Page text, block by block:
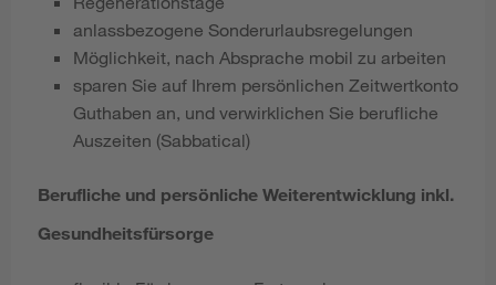
anlassbezogene Sonderurlaubsregelungen
Möglichkeit, nach Absprache mobil zu arbeiten
sparen Sie auf Ihrem persönlichen Zeitwertkonto
Guthaben an, und verwirklichen Sie berufliche
Auszeiten (Sabbatical)
Berufliche und persönliche Weiterentwicklung inkl.
Gesundheitsfürsorge